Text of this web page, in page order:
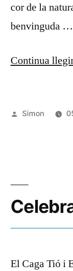
cor de la
benvinguda …
Continua
Simon
El Caga Tió i